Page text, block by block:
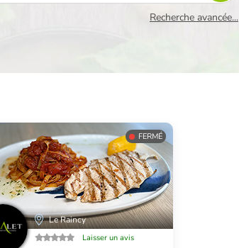
Recherche avancée...
FERMÉ
Le Raincy
Laisser un avis